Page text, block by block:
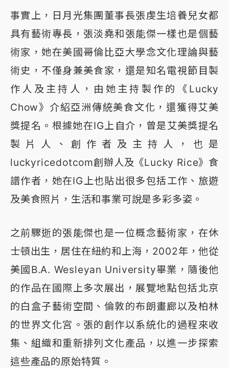
事實上，日月光集團董事長張虔生培養兒女都
具有藝術專長，張淡堯和張能傑一樣也是個藝
術家，她在美國哥倫比亞大學念文化理論與藝
術史，不僅身兼美食家，還是知名電視節目製
作人及主持人，由她主持製作的《Lucky
Chow》介紹亞洲傳統美食文化，還獲得艾美
獎提名。根據她在IG上自介，曾是艾美獎提名
製片人、創作者及主持人，也是
luckyricedotcom創辦人及《Lucky Rice》食
譜作者，她在IG上也貼出很多包括工作、旅遊
及美食照片，生活和事業可說是多彩多姿。
之前驟逝的張能傑也是一位概念藝術家，在休
士頓出生，居住在紐約和上海，2002年，他從
美國B.A. Wesleyan University畢業，隨後他
的作品在國際上多次展出，展覽地點包括北京
的白盒子藝術空間、倫敦的布朗畫廊以及柏林
的世界文化宮。張的創作以系統化的過程來收
集、組織和重新排列文化產品，以進一步探索
這些產品的原始特質。